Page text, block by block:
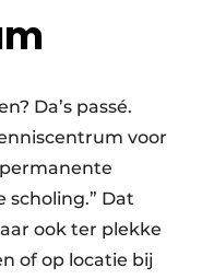
Da’s passé.
voor
Dat
ook ter plekke
of op locatie bij